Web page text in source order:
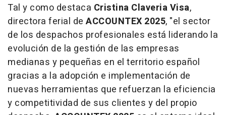
Tal y como destaca Cristina Claveria Visa,
directora ferial de ACCOUNTEX 2025, "el sector
de los despachos profesionales está liderando la
evolución de la gestión de las empresas
medianas y pequeñas en el territorio español
gracias a la adopción e implementación de
nuevas herramientas que refuerzan la eficiencia
y competitividad de sus clientes y del propio